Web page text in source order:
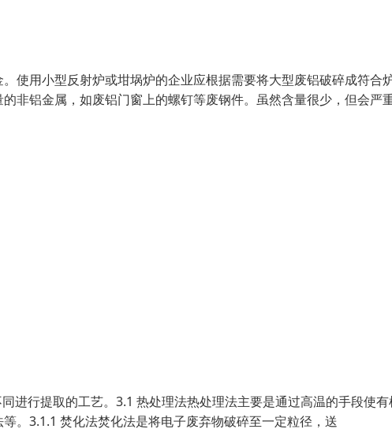
使用小型反射炉或坩埚炉的企业应根据需要将大型废铝破碎成符合
非铝金属，如废铝门窗上的螺钉等废钢件。虽然含量很少，但会严
进行提取的工艺。3.1 热处理法热处理法主要是通过高温的手段使
。3.1.1 焚化法焚化法是将电子废弃物破碎至一定粒径，送